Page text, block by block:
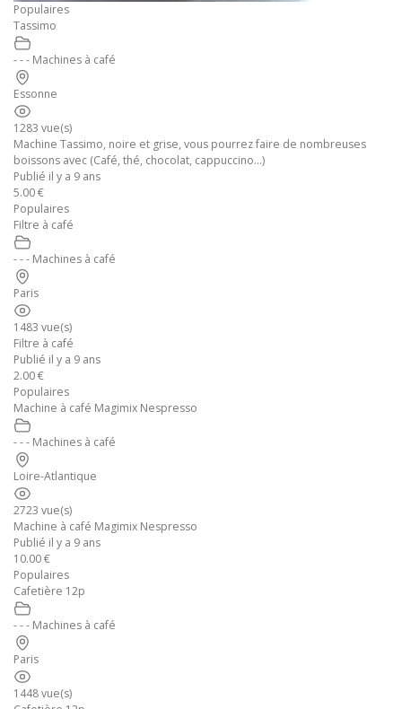
Populaires
Tassimo
- - - Machines à café
Essonne
1283 vue(s)
Machine Tassimo, noire et grise, vous pourrez faire de nombreuses
boissons avec (Café, thé, chocolat, cappuccino...)
Publié il y a 9 ans
5.00 €
Populaires
Filtre à café
- - - Machines à café
Paris
1483 vue(s)
Filtre à café
Publié il y a 9 ans
2.00 €
Populaires
Machine à café Magimix Nespresso
- - - Machines à café
Loire-Atlantique
2723 vue(s)
Machine à café Magimix Nespresso
Publié il y a 9 ans
10.00 €
Populaires
Cafetière 12p
- - - Machines à café
Paris
1448 vue(s)